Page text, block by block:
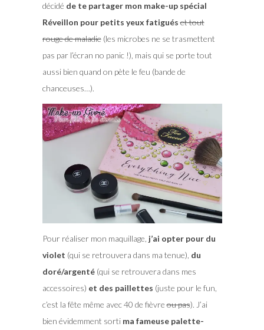
décidé de te partager mon make-up spécial
Réveillon pour petits yeux fatigués et tout
rouge de maladie(les microbes ne se trasmettent
pas par l’écran no panic !), mais qui se porte tout
aussi bien quand on pète le feu (bande de
chanceuses…).
Pour réaliser mon maquillage, j’ai opter pour du
violet (qui se retrouvera dans ma tenue), du
doré/argenté(qui se retrouvera dans mes
accessoires) et des paillettes (juste pour le fun,
c’est la fête même avec 40 de fièvreou pas). J’ai
bien évidemment sorti ma fameuse palette-